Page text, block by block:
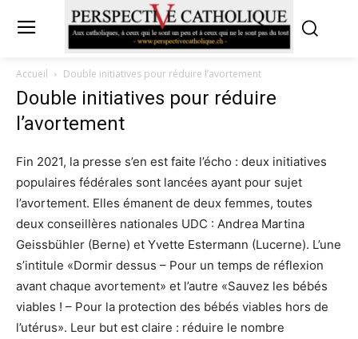
Accueil Double initiatives pour réduire l’avortement
Double initiatives pour réduire
l’avortement
Fin 2021, la presse s’en est faite l’écho : deux initiatives
populaires fédérales sont lancées ayant pour sujet
l’avortement. Elles émanent de deux femmes, toutes
deux conseillères nationales UDC : Andrea Martina
Geissbühler (Berne) et Yvette Estermann (Lucerne). L’une
s’intitule «Dormir dessus – Pour un temps de réflexion
avant chaque avortement» et l’autre «Sauvez les bébés
viables ! – Pour la protection des bébés viables hors de
l’utérus». Leur but est claire : réduire le nombre